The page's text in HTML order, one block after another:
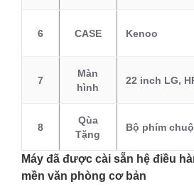
6 CASE Kenoo
7
Màn
hình
22 inch LG,
8
Qùa
Tặng
Bộ phím
Máy đã được cài sẵn hệ điều
mền văn phòng cơ bản